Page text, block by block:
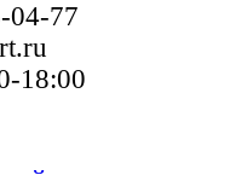
04-77
18:00